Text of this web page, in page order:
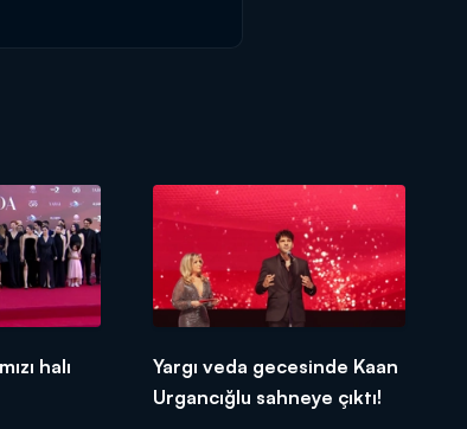
yanadır ve emriyle
halı
Yargı veda gecesinde Kaan
Urgancığlu sahneye çıktı!